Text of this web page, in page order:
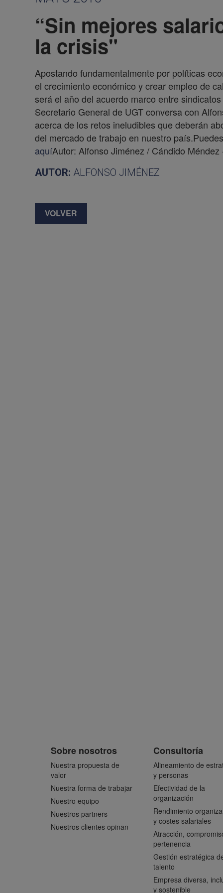
“Sin mejores
la crisis"
Apostando fundamentalmente por políticas
el crecimiento económico y crear empleo de
será el año del acuerdo marco entre
Secretario General de UGT conversa con
acerca de los retos ineludibles que deberán
del mercado de trabajo en nuestro
aquíAutor: Alfonso Jiménez / Cándido
AUTOR: ALFONSO JIMÉNEZ
VOLVER
Sobre nosotros
Nuestra propuesta de
valor
Nuestra forma de trabajar
Nuestro equipo
Nuestros partners
Nuestros clientes opinan
Consultoría
Alineamiento de
y personas
Efectividad de la
organización
Rendimiento
y costes salariales
Atracción,
pertenencia
Gestión estratégica
talento
Empresa diversa,
y sostenible